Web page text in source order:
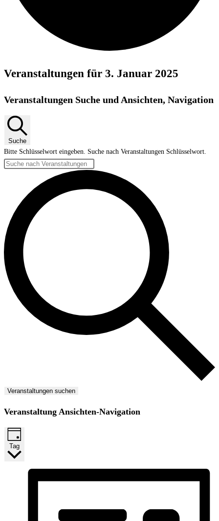
Veranstaltungen für 3. Januar 2025
Veranstaltungen Suche und Ansichten, Navigation
Suche
Bitte Schlüsselwort eingeben. Suche nach Veranstaltungen Schlüsselwort.
Veranstaltungen suchen
Veranstaltung Ansichten-Navigation
Tag